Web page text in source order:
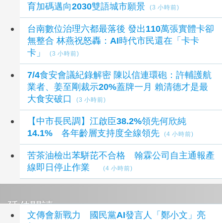
育加碼邁向2030雙語城市願景
(3 小時前)
台南數位治理六都最落後 發出110萬張實體卡卻
無整合 林燕祝怒轟：AI時代市民還在「卡卡
卡」
(3 小時前)
7/4食安會議紀錄解密 陳以信連環砲：許輔護航
業者、姜至剛裁示20%蓋牌一月 賴清德才是最
大食安破口
(3 小時前)
【中市長民調】江啟臣38.2%領先何欣純
14.1% 各年齡層支持度全線領先
(4 小時前)
苦茶油檢出苯駢芘不合格 翰霖公司自主通報產
線即日停止作業
(4 小時前)
延伸閱讀
文傳會新戰力 國民黨AI發言人「鄭小文」亮